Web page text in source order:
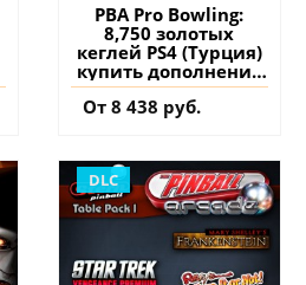
PBA Pro Bowling:
8,750 золотых
кеглей PS4 (Турция)
купить дополнение
на аккаунт
От 8 438 руб.
DLC